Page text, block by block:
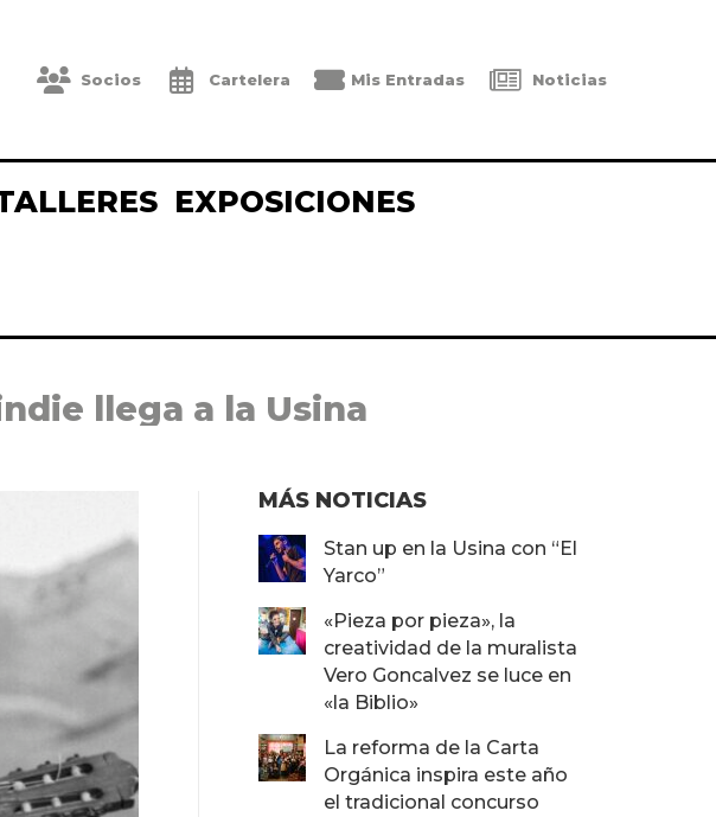
Socios Cartelera Mis Entradas Noticias
EXPOSICIONES
llega a la Usina
MÁS NOTICIAS
Stan up en la Usina con “El
Yarco”
«Pieza por pieza», la
creatividad de la muralista
Vero Goncalvez se luce en
«la Biblio»
La reforma de la Carta
Orgánica inspira este año
el tradicional concurso